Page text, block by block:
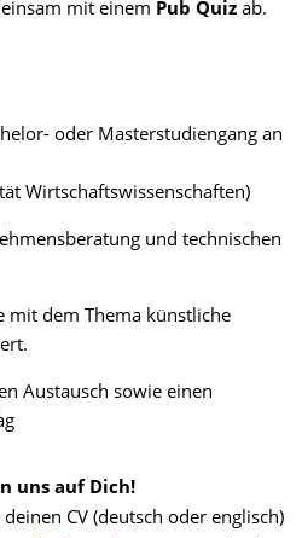
mit einem Pub Quiz ab.
oder Masterstudiengang an
Wirtschaftswissenschaften)
und technischen
mit dem Thema künstliche
Austausch sowie einen
uns auf Dich!
CV (deutsch oder englisch)